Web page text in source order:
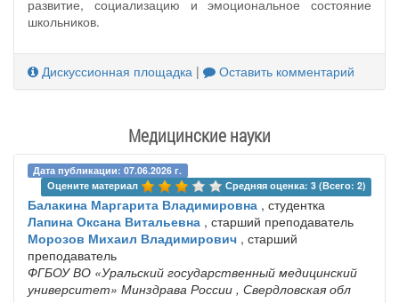
развитие, социализацию и эмоциональное состояние
школьников.
Дискуссионная площадка | Оставить комментарий
Медицинские науки
Дата публикации: 07.06.2026 г.
Оцените материал
Средняя оценка: 3 (Всего: 2)
Балакина Маргарита Владимировна , студентка
Лапина Оксана Витальевна , старший преподаватель
Морозов Михаил Владимирович , старший
преподаватель
ФГБОУ ВО «Уральский государственный медицинский
университет» Минздрава России , Свердловская обл